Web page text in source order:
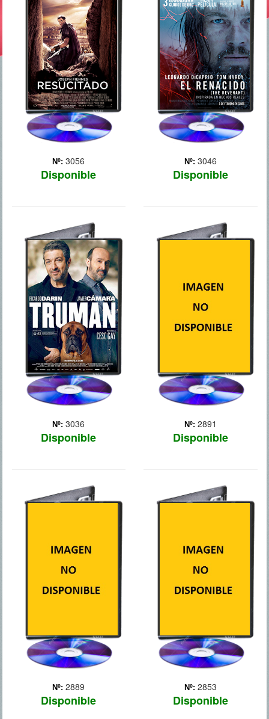
Nº: 3056
Disponible
En Jerusalén, un joven
centurión romano recibe,
por parte de Poncio Pilato,
prefecto de Judea, la
misión de investigar la
misteriosa desaparición del
cuerpo de un predicador
nazareno crucifi... Más
Nº: 3046
Disponible
Año 1823. En las
profundidades de la
América salvaje, el
explorador Hugh Glass
(Leonardo DiCaprio)
participa junto a su hijo
mestizo Hawk en una
expedición de tramperos
que recolecta pieles.... Más
Nº: 3036
Disponible
TRUMAN
Julián y Tomás, dos amigos
de la infancia que han
llegado a la madurez, se
reúnen después de
muchos años y pasan
juntos unos días
inolvidables, sobre todo
porque éste será su último
encuentr... Más
Nº: 2891
Disponible
famoso interpretando en el
cine a un célebre
Riggan Thomson (Michael
Keaton) trata de darle un
luchando contra su ego,
Nº: 2889
Disponible
Narra la relación entre el
célebre astrofísico Stephen
mujer, Jane, en la época en
que ambos lucharon contra
la enfermedad
degenerativa que postró al
Nº: 2853
Disponible
Autobiografía del marine
SEAL Chris Kyle, un tejano
muertes como francotirador
del ejército
norteamericano. Kyle fue
enviado a Irak con la